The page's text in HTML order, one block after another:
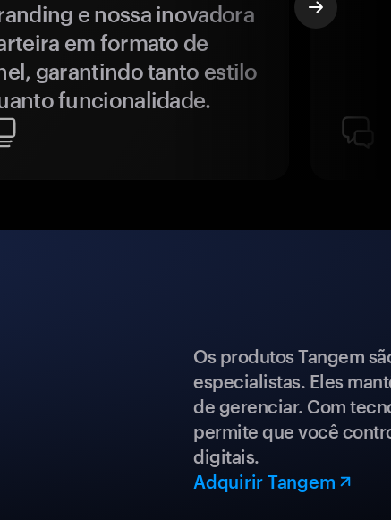
e nossa inovadora
em formato de
garantindo tanto estilo
funcionalidade.
Os produtos Tangem
especialistas. Eles
de gerenciar. Com
permite que você
digitais.
Adquirir Tangem